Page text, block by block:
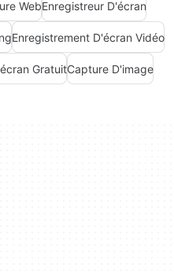
WebEnregistreur D'écran
Enregistrement D'écran Vidéo
GratuitCapture D'image